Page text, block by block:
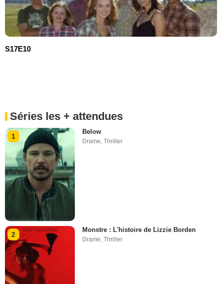
S17E10
Séries les + attendues
1
Below
Drame,Thriller
2
Monstre : L'histoire de Lizzie Borden
Drame,Thriller